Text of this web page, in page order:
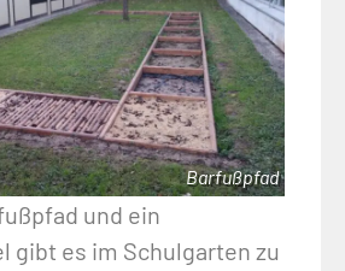
Barfußpfad
und ein
gibt es im Schulgarten zu